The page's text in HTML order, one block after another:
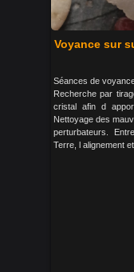
Voyance sur
Séances de
Recherche par
cristal afin d
Nettoyage des
perturbateurs.
Terre, l alignement